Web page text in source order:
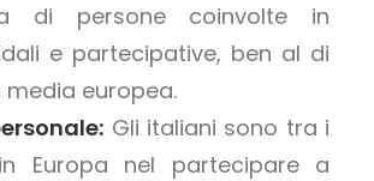
di persone coinvolte in
e partecipative, ben al di
europea.
Gli italiani sono tra i
Europa nel partecipare a